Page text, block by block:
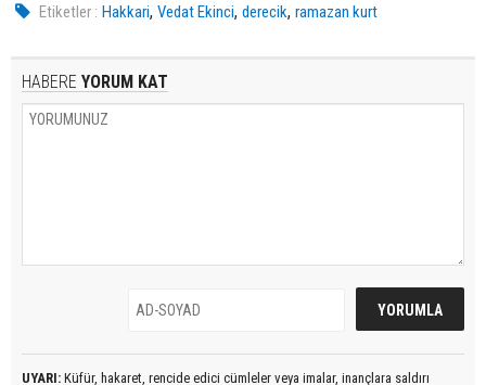
Etiketler : Hakkari,Vedat Ekinci,derecik,ramazan kurt
HABERE YORUM KAT
UYARI: Küfür, hakaret, rencide edici cümleler veya imalar, inançlara saldırı